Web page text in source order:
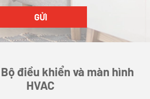
điều khiển và màn hình
HVAC